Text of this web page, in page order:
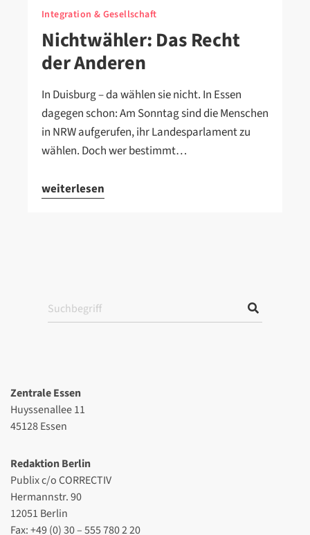
Integration & Gesellschaft
Nichtwähler: Das Recht
der Anderen
In Duisburg – da wählen sie nicht. In Essen
dagegen schon: Am Sonntag sind die Menschen
in NRW aufgerufen, ihr Landesparlament zu
wählen. Doch wer bestimmt…
weiterlesen
Zentrale Essen
Huyssenallee 11
45128 Essen
Redaktion Berlin
Publix c/o CORRECTIV
Hermannstr. 90
12051 Berlin
Fax: +49 (0) 30 – 555 780 2 20